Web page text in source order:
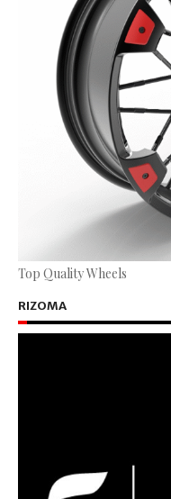
Top Quality Wheels
RIZOMA